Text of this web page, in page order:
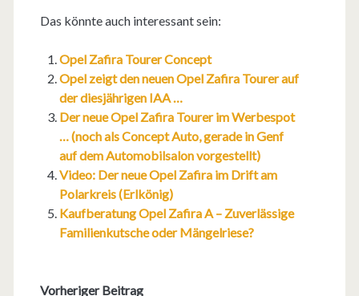
Das könnte auch interessant sein:
Opel Zafira Tourer Concept
Opel zeigt den neuen Opel Zafira Tourer auf
der diesjährigen IAA …
Der neue Opel Zafira Tourer im Werbespot
… (noch als Concept Auto, gerade in Genf
auf dem Automobilsalon vorgestellt)
Video: Der neue Opel Zafira im Drift am
Polarkreis (Erlkönig)
Kaufberatung Opel Zafira A – Zuverlässige
Familienkutsche oder Mängelriese?
Vorheriger Beitrag